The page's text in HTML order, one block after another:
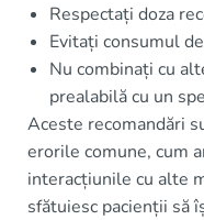
Respectați doza
Evitați consumul
Nu combinați cu
prealabilă cu un
Aceste recomandări
erorile comune, cum
interacțiunile cu alte
sfătuiesc pacienții să